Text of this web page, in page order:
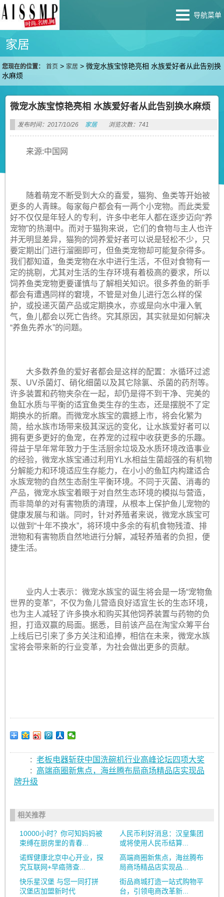
导航菜单
家居
您现在的位置： 首页 > 家居 >微宠水族宝惊艳亮相 水族爱好者从此告别换
水麻烦
微宠水族宝惊艳亮相 水族爱好者从此告别换水麻烦
发布时间：2017/10/26 家居 浏览次数：741
来源:中国网
随着萌宠不断受到大众的喜爱，猫狗、鱼类等开始被
更多的人青睐。每家每户都会有一两个小宠物。而此类爱
好不仅仅是年轻人的专利，许多中老年人都在逐步迈向“养
宠物”的热潮中。而对于猫狗来说，它们的食物与主人也许
并无明显差异，猫狗的饲养爱好者可以说是轻松不少，只
要定期出门进行溜圈即可，但鱼类宠物却可能复杂得多。
我们都知道，鱼类宠物在水中进行生活，不但对食物有一
定的挑剔，尤其对生活的生存环境有着极高的要求，所以
饲养鱼类宠物更要谨慎与了解相关知识。很多养鱼的新手
都会有遭遇同样的窘境，不管是对鱼儿进行怎么样的保
护，或投递灭菌产品或定期换水，亦或是向水中灌入氧
气，鱼儿都会以死亡告终。究其原因，其实就是如何解决
“养鱼先养水”的问题。
大多数养鱼的爱好者都会是这样的配置：水循环过滤
泵、UV杀菌灯、硝化细菌以及其它除氯、杀菌的药剂等。
许多装置和药物夹杂在一起，却仍是得不到干净、完美的
鱼缸水质与平衡的适宜鱼类生存的生态，还是摆脱不了定
期换水的折磨。而微宠水族宝的震撼上市，将会化繁为
简，给水族市场带来极其深远的变化，让水族爱好者可以
拥有更多更好的鱼宠，在养宠的过程中收获更多的乐趣。
得益于早年常年致力于生活厨余垃圾及水质环境改造事业
的经验，微宠水族宝通过利用YL水相益生菌超强的有机物
分解能力和环境适应生存能力，在小小的鱼缸内构建适合
水族宠物的自然生态耐生平衡环境。不同于灭菌、消毒的
产品，微宠水族宝着眼于对自然生态环境的模拟与营造，
而非简单的对有害物质的清理，从根本上保护鱼儿宠物的
健康发展与和谐。同时，针对养殖者来说，微宠水族宝可
以做到“十年不换水”，将环境中多余的有机食物残渣、排
泄物和有害物质自然地进行分解，减轻养殖者的负担，便
捷生活。
业内人士表示：微宠水族宝的诞生将会是一场“宠物鱼
世界的变革”，不仅为鱼儿营造良好适宜生长的生态环境，
也为主人减轻了许多换水和购买其他饲养装置与药物的负
担，打造双赢的局面。据悉，目前该产品在淘宝众筹平台
上线后已引来了多方关注和追捧，相信在未来，微宠水族
宝将会带来新的行业变革，为社会做出更多的贡献。
: 老板电器斩获中国洗碗机行业高峰论坛四项大奖
:
高端商圈新焦点，海丝腾布局商场精品店实现品
牌升级
相关推荐
10000小时？你可知妈妈被
束缚在厨房里的青春...
人民币利好消息：汉皇集团
或将使用人民币结算...
诺辉健康北京中心开业，探
究互联网+早癌筛查...
高端商圈新焦点，海丝腾布
局商场精品店实现品...
快乐星汉堡 与您一同打拼
汉堡店加盟新时代
街品商城打造一站式购物平
台，引领电商改革新...